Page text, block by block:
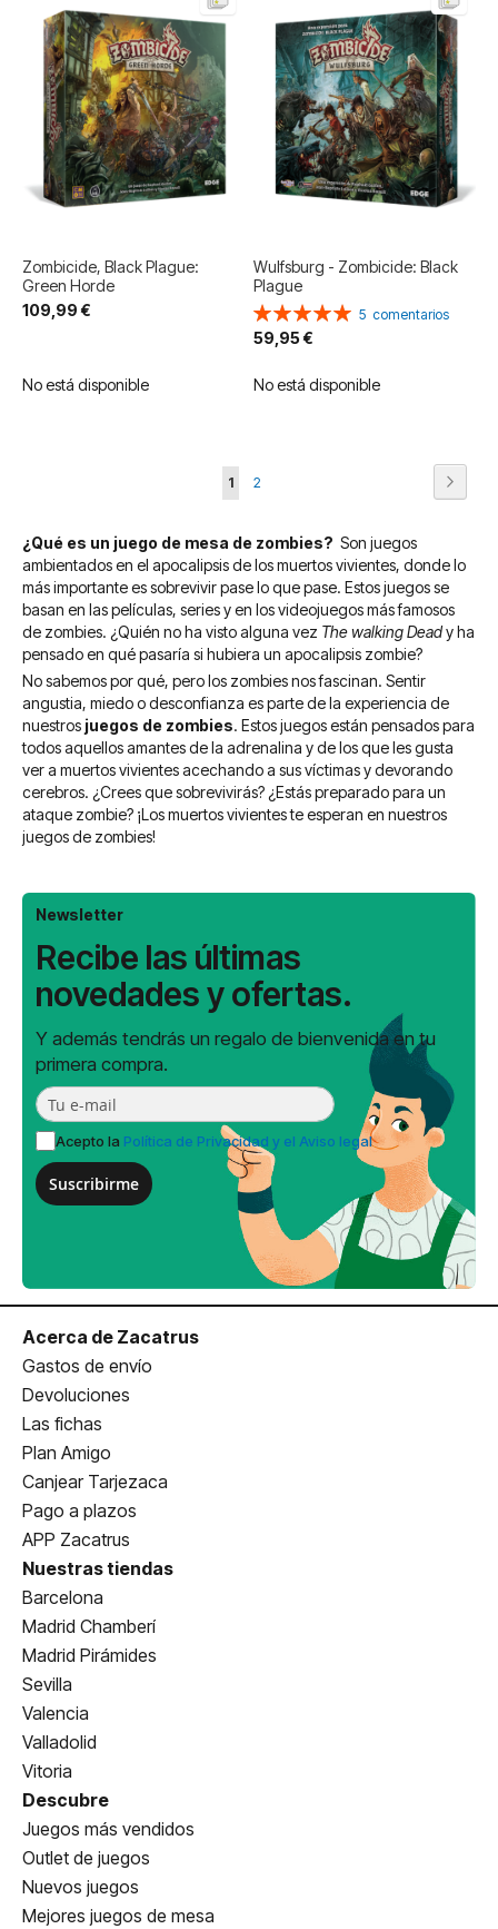
Zombicide, Black Plague:
Green Horde
109,99 €
No está disponible
Wulfsburg - Zombicide: Black
Plague
Valoración:
100%
5 comentarios
59,95 €
No está disponible
Página
Actualmente
leyendo
página
1 Página
2
¿Qué es un juego de mesa de zombies? Son juegos
ambientados en el apocalipsis de los muertos vivientes, donde lo
más importante es sobrevivir pase lo que pase. Estos juegos se
basan en las películas, series y en los videojuegos más famosos
de zombies. ¿Quién no ha visto alguna vez The walking Deady ha
pensado en qué pasaría si hubiera un apocalipsis zombie?
No sabemos por qué, pero los zombies nos fascinan. Sentir
angustia, miedo o desconfianza es parte de la experiencia de
nuestros juegos de zombies. Estos juegos están pensados para
todos aquellos amantes de la adrenalina y de los que les gusta
ver a muertos vivientes acechando a sus víctimas y devorando
cerebros. ¿Crees que sobrevivirás? ¿Estás preparado para un
ataque zombie? ¡Los muertos vivientes te esperan en nuestros
juegos de zombies!
Newsletter
Recibe las últimas
novedades y ofertas.
Y además tendrás un regalo de bienvenida en tu
primera compra.
Acepto la Política de Privacidad y el Aviso legal
Suscribirme
Acerca de Zacatrus
Gastos de envío
Devoluciones
Las fichas
Plan Amigo
Canjear Tarjezaca
Pago a plazos
APP Zacatrus
Nuestras tiendas
Barcelona
Madrid Chamberí
Madrid Pirámides
Sevilla
Valencia
Valladolid
Vitoria
Descubre
Juegos más vendidos
Outlet de juegos
Nuevos juegos
Mejores juegos de mesa